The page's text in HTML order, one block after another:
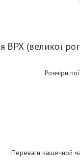
(великої
Розміри
Переваги чашечной